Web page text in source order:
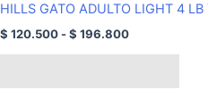
HILLS GATO ADULTO LIGHT 4 LB
$ 120.500 -$ 196.800
$ 120.500
hasta
variantes.
opciones